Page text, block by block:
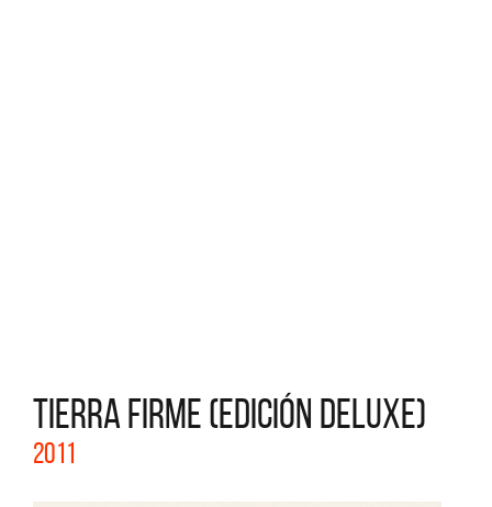
TIERRA FIRME (EDICIÓN DELUXE)
2011